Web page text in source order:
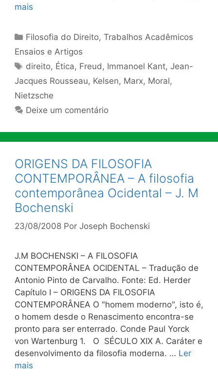
mais
Categorias
Filosofia do Direito,Trabalhos Acadêmicos
Ensaios e Artigos
Tags
direito, Ética, Freud , Immanoel Kant,Jean-
Jacques Rousseau, Kelsen, Marx, Moral,
Nietzsche
Deixe um comentário
ORIGENS DA FILOSOFIA
CONTEMPORÂNEA – A filosofia
contemporânea Ocidental – J. M
Bochenski
23/08/2008 Por Joseph Bochenski
J.M BOCHENSKI – A FILOSOFIA
CONTEMPORÂNEA OCIDENTAL – Tradução de
Antonio Pinto de Carvalho. Fonte: Ed. Herder
Capítulo I – ORIGENS DA FILOSOFIA
CONTEMPORÂNEA O "homem moderno", isto é,
o homem desde o Renascimento encontra-se
pronto para ser enterrado. Conde Paul Yorck
von Wartenburg 1. O SÉCULO XIX A. Caráter e
desenvolvimento da filosofia moderna. … Ler
mais